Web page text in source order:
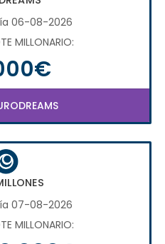
06-08-2026
MILLONARIO:
07-08-2026
MILLONARIO: